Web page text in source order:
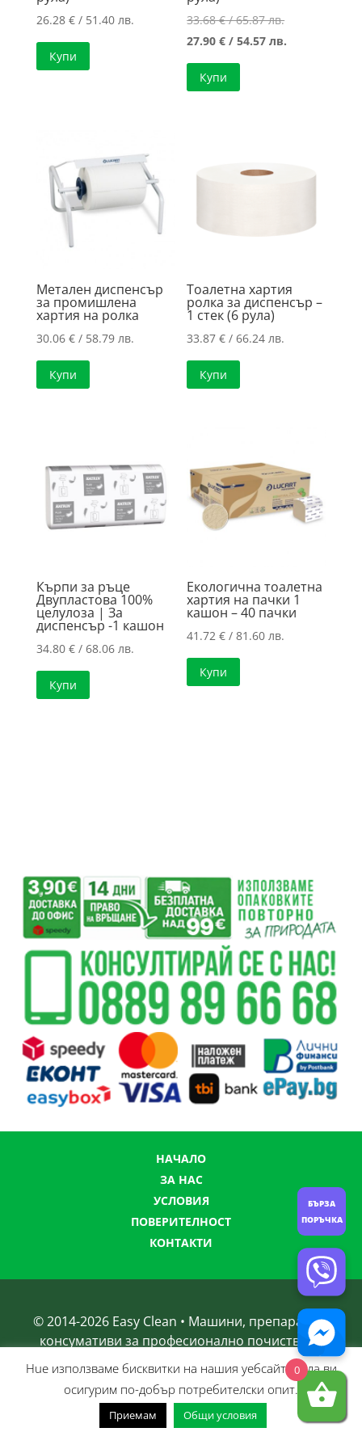
26.28 €/ 51.40 лв.
Купи
33.68€/ 65.87 лв.Original
price
27.90€ / 54.57 лв.
Купи
Метален диспенсър
за промишлена
хартия на ролка
30.06 €/ 58.79 лв.
Купи
Тоалетна хартия
ролка за диспенсър –
1 стек (6 рула)
33.87€ / 66.24 лв.
Купи
Кърпи за ръце
Двупластова 100%
целулоза | За
диспенсър -1 кашон
34.80 €/ 68.06 лв.
Купи
Екологична тоалетна
хартия на пачки 1
кашон – 40 пачки
41.72€ / 81.60 лв.
Купи
НАЧАЛО
ЗА НАС
УСЛОВИЯ
ПОВЕРИТЕЛНОСТ
КОНТАКТИ
© 2014-2026 Easy Clean • Машини, препарати и
консумативи за професионално почистване
Нue използвамe бисквитки на нашия уебсайт, за да ви
осигурим по-добър потребителски опит.
Приемам Общи условия
0
БЪРЗА
ПОРЪЧКА